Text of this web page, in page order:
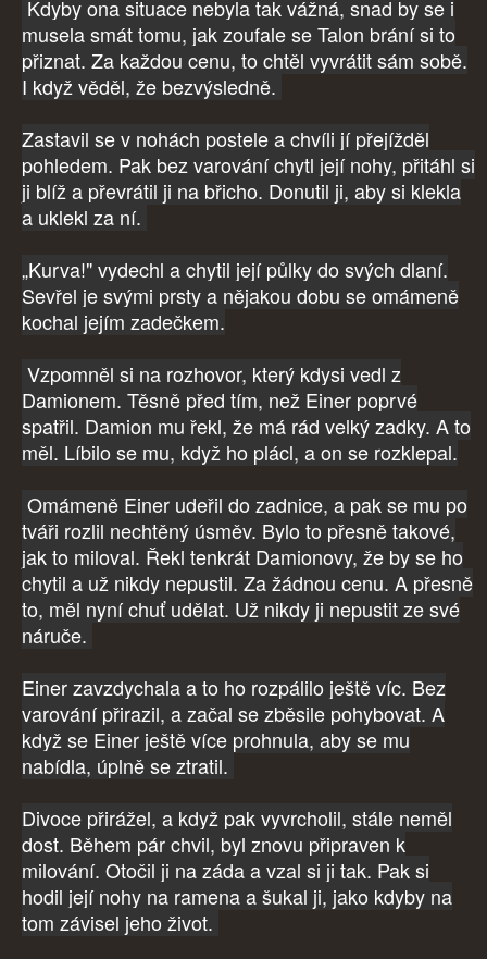
Kdyby ona situace nebyla tak vážná, snad by se i
musela smát tomu, jak zoufale se Talon brání si to
přiznat. Za každou cenu, to chtěl vyvrátit sám sobě.
I když věděl, že bezvýsledně.
Zastavil se v nohách postele a chvíli jí přejížděl
pohledem. Pak bez varování chytl její nohy, přitáhl si
ji blíž a převrátil ji na břicho. Donutil ji, aby si klekla
a uklekl za ní.
„Kurva!" vydechl a chytil její půlky do svých dlaní.
Sevřel je svými prsty a nějakou dobu se omámeně
kochal jejím zadečkem.
Vzpomněl si na rozhovor, který kdysi vedl z
Damionem. Těsně před tím, než Einer poprvé
spatřil. Damion mu řekl, že má rád velký zadky. A to
měl. Líbilo se mu, když ho plácl, a on se rozklepal.
Omámeně Einer udeřil do zadnice, a pak se mu po
tváři rozlil nechtěný úsměv. Bylo to přesně takové,
jak to miloval. Řekl tenkrát Damionovy, že by se ho
chytil a už nikdy nepustil. Za žádnou cenu. A přesně
to, měl nyní chuť udělat. Už nikdy ji nepustit ze své
náruče.
Einer zavzdychala a to ho rozpálilo ještě víc. Bez
varování přirazil, a začal se zběsile pohybovat. A
když se Einer ještě více prohnula, aby se mu
nabídla, úplně se ztratil.
Divoce přirážel, a když pak vyvrcholil, stále neměl
dost. Během pár chvil, byl znovu připraven k
milování. Otočil ji na záda a vzal si ji tak. Pak si
hodil její nohy na ramena a šukal ji, jako kdyby na
tom závisel jeho život.